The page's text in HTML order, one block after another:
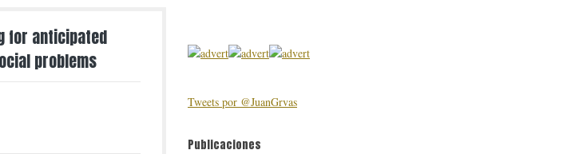
for anticipated
problems
Tweets por @JuanGrvas
Publicaciones